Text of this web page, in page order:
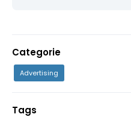
Categorie
Advertising
Tags